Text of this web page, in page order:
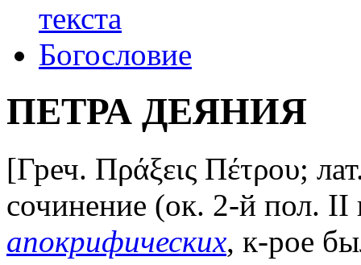
текста
Богословие
ПЕТРА ДЕЯНИЯ
[Греч. Πράξεις Πέτρου;
сочинение (ок. 2-й пол.
апокрифических, к-рое